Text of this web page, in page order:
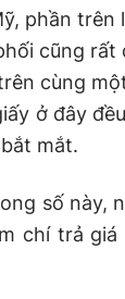
phần trên
cũng
cùng
ở đây
mắt.
số này,
chí trả